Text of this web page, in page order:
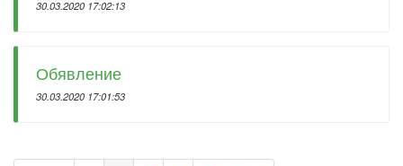
30.03.2020 17:02:13
Обявление
30.03.2020 17:01:53